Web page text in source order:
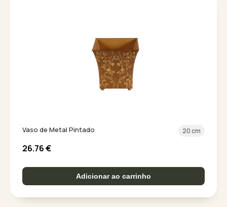
Vaso de Metal Pintado 20 cm
26.76€
Adicionar ao carrinho